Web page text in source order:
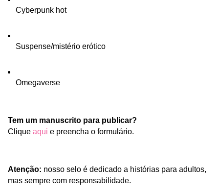
Cyberpunk hot
Suspense/mistério erótico
Omegaverse
Tem um manuscrito para publicar?
Clique aqui e preencha o formulário.
Atenção: nosso selo é dedicado a histórias para adultos,
mas sempre com responsabilidade.